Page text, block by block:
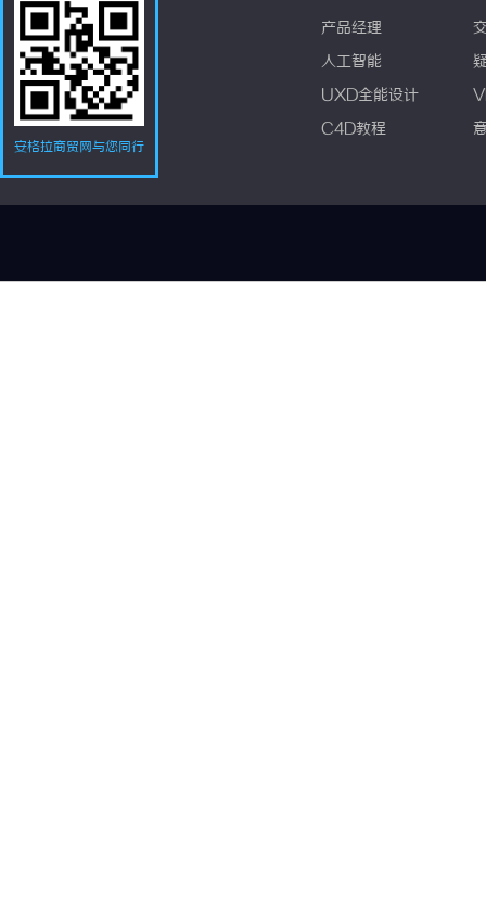
安格拉商贸网与您同行
产品经理
人工智能
UXD全能设计
C4D教程